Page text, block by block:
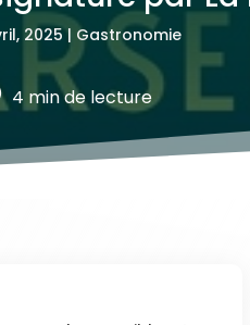
2025| Gastronomie
4 min de lecture